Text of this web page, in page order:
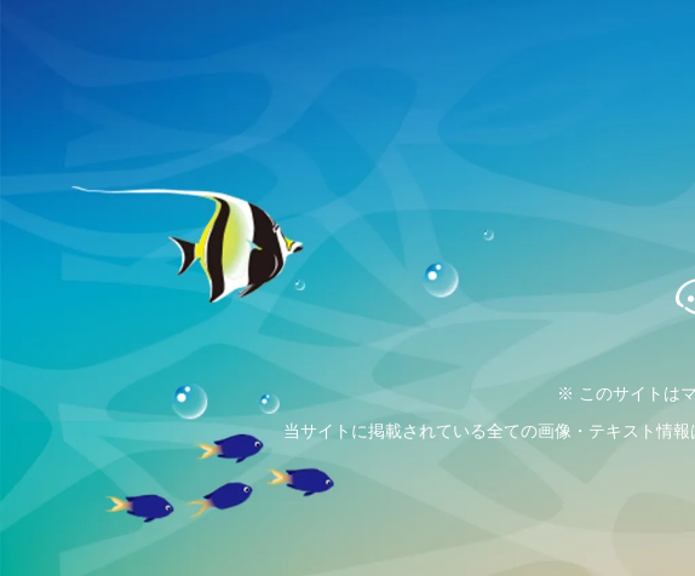
※ このサイトは
当サイトに掲載されている全ての画像・テキスト情